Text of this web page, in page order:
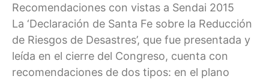
Recomendaciones con vistas a Sendai 2015
La ‘Declaración de Santa Fe sobre la Reducción
de Riesgos de Desastres’, que fue presentada y
leída en el cierre del Congreso, cuenta con
recomendaciones de dos tipos: en el plano